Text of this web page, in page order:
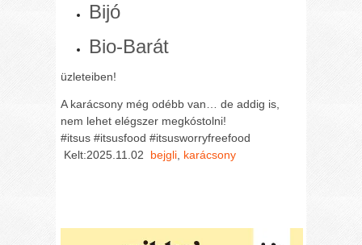
Bijó
Bio-Barát
üzleteiben!
A karácsony még odébb van… de addig is,
nem lehet elégszer megkóstolni!
#itsus #itsusfood #itsusworryfreefood
Kelt:2025.11.02
bejgli, karácsony